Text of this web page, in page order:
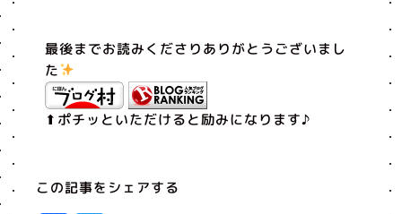
最後までお読みくださりありがとうございまし
た
⬆︎ポチッといただけると励みになります♪
この記事をシェアする